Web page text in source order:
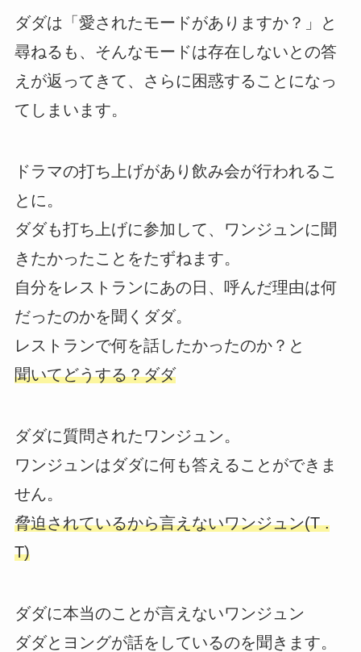
ダダは「愛されたモードがありますか？」と
尋ねるも、そんなモードは存在しないとの答
えが返ってきて、さらに困惑することになっ
てしまいます。
ドラマの打ち上げがあり飲み会が行われるこ
とに。
ダダも打ち上げに参加して、ワンジュンに聞
きたかったことをたずねます。
自分をレストランにあの日、呼んだ理由は何
だったのかを聞くダダ。
レストランで何を話したかったのか？と
聞いてどうする？ダダ
ダダに質問されたワンジュン。
ワンジュンはダダに何も答えることができま
せん。
脅迫されているから言えないワンジュン(T .
T)
ダダに本当のことが言えないワンジュン
ダダとヨングが話をしているのを聞きます。